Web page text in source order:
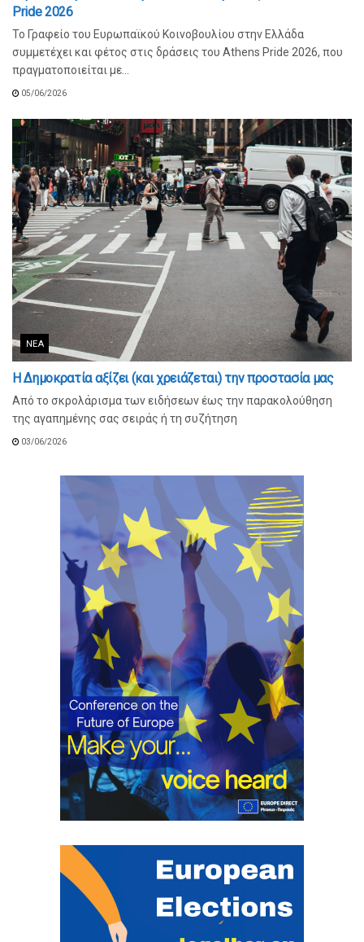
Pride 2026
Το Γραφείο του Ευρωπαϊκού Κοινοβουλίου στην Ελλάδα
συμμετέχει και φέτος στις δράσεις του Athens Pride 2026, που
πραγματοποιείται με...
05/06/2026
ΝΈΑ
Η Δημοκρατία αξίζει (και χρειάζεται) την προστασία μας
Από το σκρολάρισμα των ειδήσεων έως την παρακολούθηση
της αγαπημένης σας σειράς ή τη συζήτηση
03/06/2026